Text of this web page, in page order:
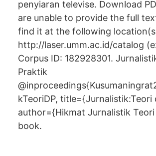
penyiaran televise. Download
are unable to provide the full
find it at the following
http://laser.umm.ac.id/catalog
Corpus ID: 182928301.
Praktik
kTeoriDP, title={Jurnalistik:Teori
author={Hikmat Jurnalistik
book.